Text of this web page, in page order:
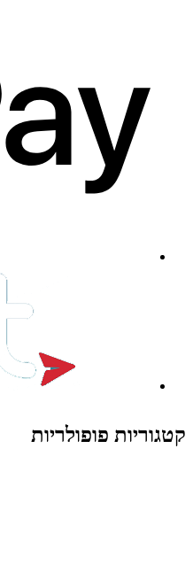
קטגוריות פופולריות